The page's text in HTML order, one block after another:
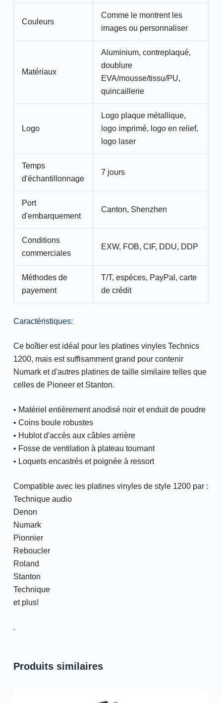
Couleurs
Comme le montrent les
images ou personnaliser
Matériaux
Aluminium, contreplaqué,
doublure
EVA/mousse/tissu/PU,
quincaillerie
Logo
Logo plaque métallique,
logo imprimé, logo en relief,
logo laser
Temps
d'échantillonnage
7 jours
Port
d'embarquement
Canton, Shenzhen
Conditions
commerciales
EXW, FOB, CIF, DDU, DDP
Méthodes de
payement
T/T, espèces, PayPal, carte
de crédit
Caractéristiques:
Ce boîtier est idéal pour les platines vinyles Technics
1200, mais est suffisamment grand pour contenir
Numark et d'autres platines de taille similaire telles que
celles de Pioneer et Stanton.
• Matériel entièrement anodisé noir et enduit de poudre
• Coins boule robustes
• Hublot d'accès aux câbles arrière
• Fosse de ventilation à plateau tournant
• Loquets encastrés et poignée à ressort
Compatible avec les platines vinyles de style 1200 par :
Technique audio
Denon
Numark
Pionnier
Reboucler
Roland
Stanton
Technique
et plus!
.
Produits similaires